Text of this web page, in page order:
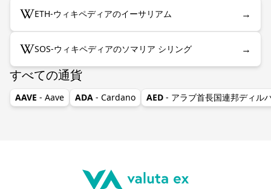
ETH-ウィキペディアのイーサリアム →
SOS-ウィキペディアのソマリア シリング →
すべての通貨
AAVE - Aave ADA - Cardano AED - アラブ首長国連邦ディル